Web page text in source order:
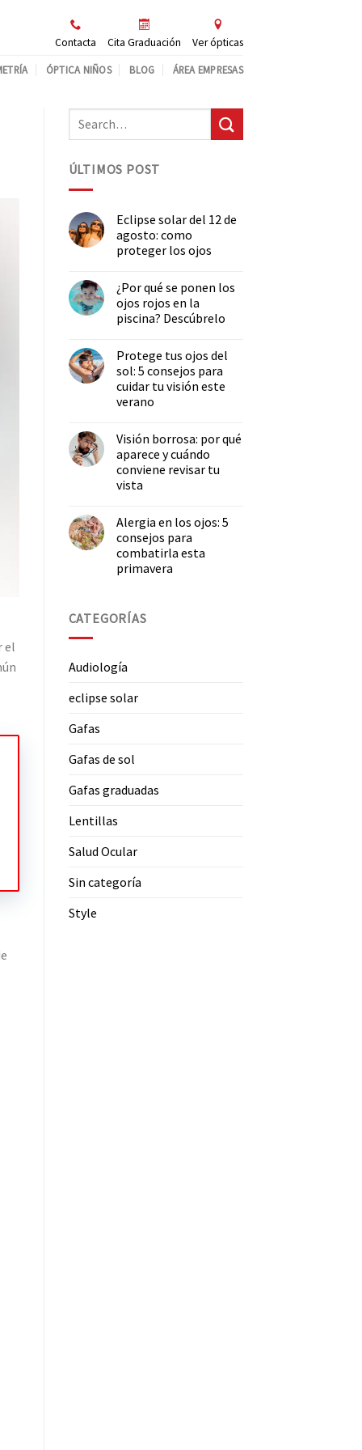
Contacta Cita Graduación Ver ópticas
ÓPTICA NIÑOS BLOG ÁREA EMPRESAS
el
ÚLTIMOS POST
Eclipse solar del 12 de
agosto: como
proteger los ojos
¿Por qué se ponen los
ojos rojos en la
piscina? Descúbrelo
Protege tus ojos del
sol: 5 consejos para
cuidar tu visión este
verano
Visión borrosa: por qué
aparece y cuándo
conviene revisar tu
vista
Alergia en los ojos: 5
consejos para
combatirla esta
primavera
CATEGORÍAS
Audiología
eclipse solar
Gafas
Gafas de sol
Gafas graduadas
Lentillas
Salud Ocular
Sin categoría
Style